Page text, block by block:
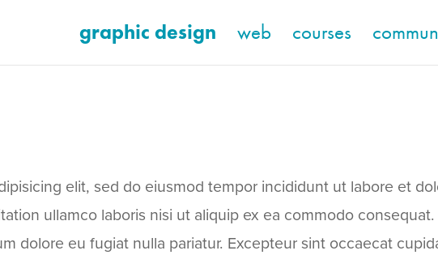
graphic design web courses
elit, sed do eiusmod tempor incididunt ut labore et
ullamco laboris nisi ut aliquip ex ea commodo
dolore eu fugiat nulla pariatur. Excepteur sint occaecat